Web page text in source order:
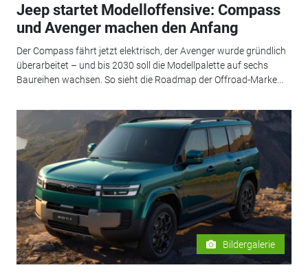
Jeep startet Modelloffensive: Compass
und Avenger machen den Anfang
Der Compass fährt jetzt elektrisch, der Avenger wurde gründlich
überarbeitet – und bis 2030 soll die Modellpalette auf sechs
Baureihen wachsen. So sieht die Roadmap der Offroad-Marke...
Bildergalerie